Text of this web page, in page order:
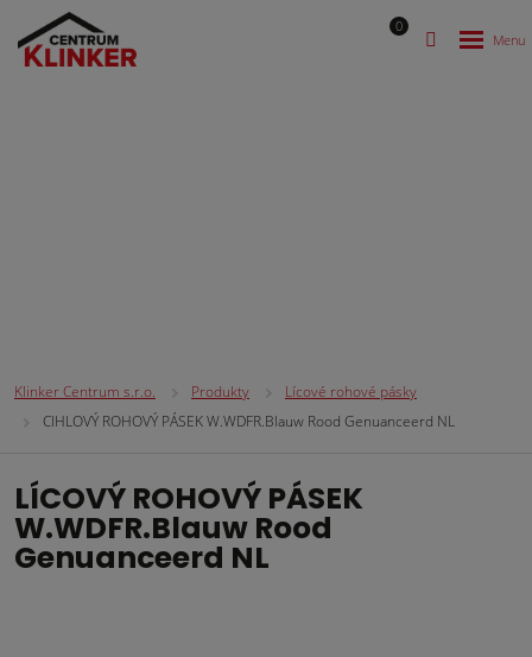
0
Klinker Centrum s.r.o. Produkty
Lícové rohové pásky
CIHLOVÝ ROHOVÝ PÁSEK W.WDFR.Blauw Rood Genuanceerd NL
LÍCOVÝ ROHOVÝ PÁSEK
W.WDFR.Blauw Rood
Genuanceerd NL